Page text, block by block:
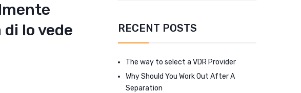
lo vede
RECENT POSTS
The way to select a VDR Provider
Why Should You Work Out After A
Separation